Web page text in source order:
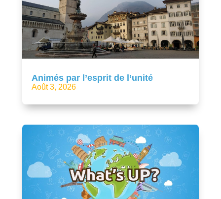
Animés par l’esprit de l’unité
Août 3, 2026